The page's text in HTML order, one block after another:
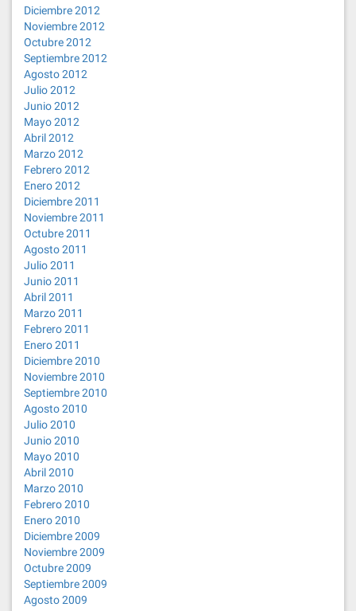
Diciembre 2012
Noviembre 2012
Octubre 2012
Septiembre 2012
Agosto 2012
Julio 2012
Junio 2012
Mayo 2012
Abril 2012
Marzo 2012
Febrero 2012
Enero 2012
Diciembre 2011
Noviembre 2011
Octubre 2011
Agosto 2011
Julio 2011
Junio 2011
Abril 2011
Marzo 2011
Febrero 2011
Enero 2011
Diciembre 2010
Noviembre 2010
Septiembre 2010
Agosto 2010
Julio 2010
Junio 2010
Mayo 2010
Abril 2010
Marzo 2010
Febrero 2010
Enero 2010
Diciembre 2009
Noviembre 2009
Octubre 2009
Septiembre 2009
Agosto 2009